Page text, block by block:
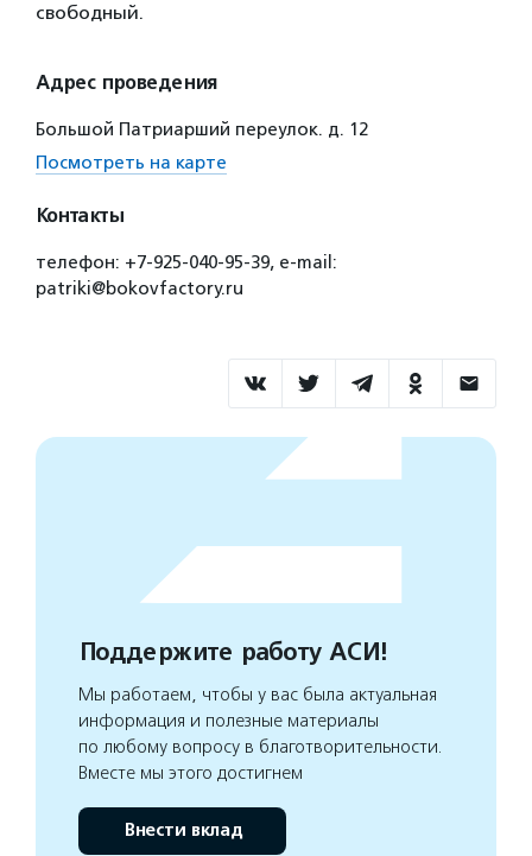
свободный.
Адрес проведения
Большой Патриарший переулок. д. 12
Посмотреть на карте
Контакты
телефон: +7-925-040-95-39, e-mail:
patriki@bokovfactory.ru
Поддержите работу АСИ!
Мы работаем, чтобы у вас была актуальная
информация и полезные материалы
по любому вопросу в благотворительности.
Вместе мы этого достигнем
Внести вклад